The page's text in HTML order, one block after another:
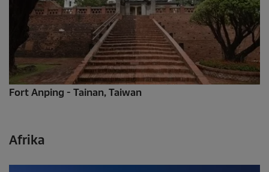
Fort Anping - Tainan, Taiwan
Afrika